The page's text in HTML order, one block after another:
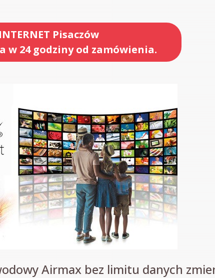
Pisaczów
w 24 godziny od zamówienia.
Airmax bez limitu danych